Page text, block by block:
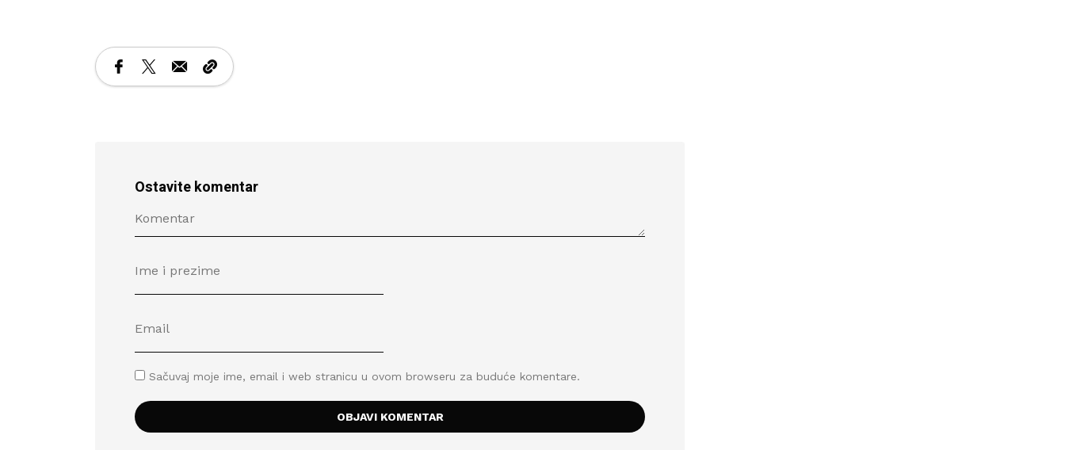
Ostavite komentar
Sačuvaj moje ime, email i web stranicu u ovom browseru za buduće komentare.